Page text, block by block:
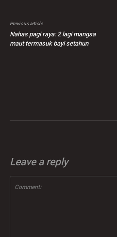
Previous article
Nahas pagi raya: 2 lagi mangsa
maut termasuk bayi setahun
Leave a reply